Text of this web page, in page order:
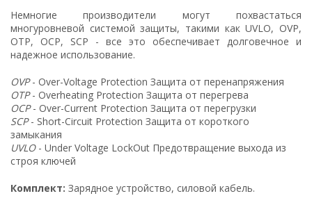
Немногие производители могут похвастаться
многуровневой системой защиты, такими как UVLO, OVP,
OTP, OCP, SCP - все это обеспечивает долговечное и
надежное использование.
OVP- Over-Voltage Protection Защита от перенапряжения
OTP- Overheating Protection Защита от перегрева
OCP- Over-Current Protection Защита от перегрузки
SCP- Short-Circuit Protection Защита от короткого
замыкания
UVLO- Under Voltage LockOut Предотвращение выхода из
строя ключей
Комплект: Зарядное устройство, силовой кабель.